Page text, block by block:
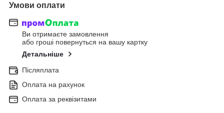
Умови оплати
Ви отримаєте замовлення
або гроші повернуться на вашу картку
Детальніше
Післяплата
Оплата на рахунок
Оплата за реквізитами